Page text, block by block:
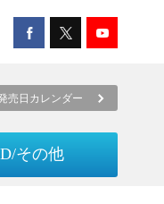
売日カレンダー
その他